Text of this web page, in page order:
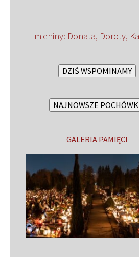
Imieniny: Donata, Doroty,
DZIŚ WSPOMINAMY
NAJNOWSZE
GALERIA PAMIĘCI